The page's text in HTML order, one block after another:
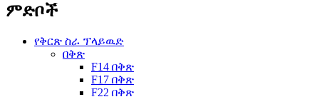
ምድቦች
የቅርጽ ስራ ፕላይዉድ
በቅጽ
F14 በቅጽ
F17 በቅጽ
F22 በቅጽ